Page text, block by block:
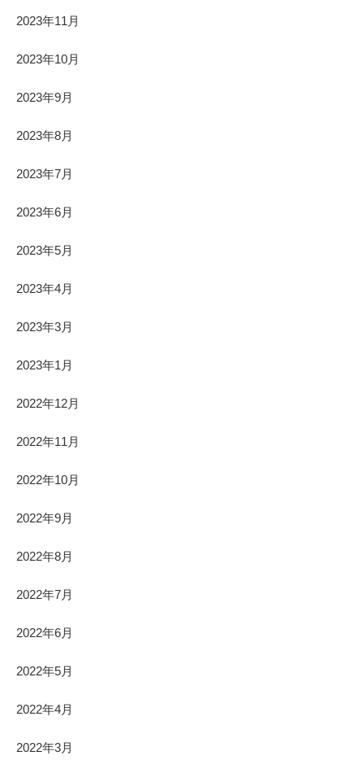
2023年11月
2023年10月
2023年9月
2023年8月
2023年7月
2023年6月
2023年5月
2023年4月
2023年3月
2023年1月
2022年12月
2022年11月
2022年10月
2022年9月
2022年8月
2022年7月
2022年6月
2022年5月
2022年4月
2022年3月